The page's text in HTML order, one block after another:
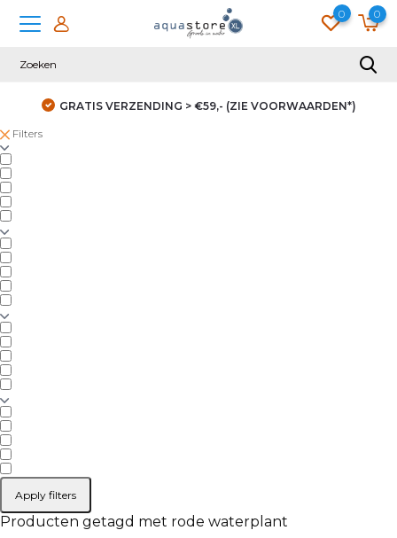
0 0
GRATIS VERZENDING > €59,- (ZIE VOORWAARDEN*)
Filters
Apply filters
Producten getagd met rode waterplant